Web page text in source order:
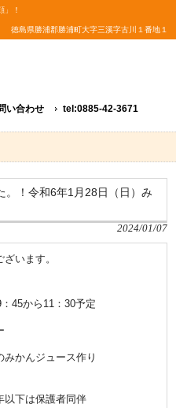
」！
徳島県勝浦郡勝浦町大字三溪字古川１番地１
い合わせ tel:0885-42-3671
。！令和6年1月28日（日）み
2024/01/07
います。
45から11：30予定
かんジュース作り
下は保護者同伴